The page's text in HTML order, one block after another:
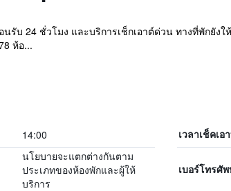
รับ 24 ชั่วโมง และบริการเช็กเอาต์ด่วน ทางที่พักยั
ห้อ...
14:00 เวลาเช็คเอ
นโยบายจะแตกต่างกันตาม
ประเภทของห้องพักและผู้ให้
บริการ
เบอร์โทรศั